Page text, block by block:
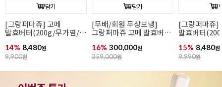
담기
[그랑퍼마쥬] 고메
발효버터(200g/무가염/
14% 8,480원
9,900원
담기
[무배/회원 무상보냉]
그랑퍼마쥬 고메 발효버터
프랑스)
16% 300,000원
359,000원
[그랑퍼마쥬]
발효버터
15% 8,480원
9,990원